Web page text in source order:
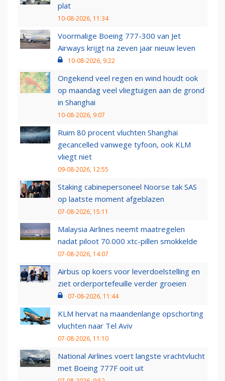
plat
10-08-2026, 11:34
Voormalige Boeing 777-300 van Jet
Airways krijgt na zeven jaar nieuw leven
10-08-2026, 9:22
Ongekend veel regen en wind houdt ook
op maandag veel vliegtuigen aan de grond
in Shanghai
10-08-2026, 9:07
Ruim 80 procent vluchten Shanghai
gecancelled vanwege tyfoon, ook KLM
vliegt niet
09-08-2026, 12:55
Staking cabinepersoneel Noorse tak SAS
op laatste moment afgeblazen
07-08-2026, 15:11
Malaysia Airlines neemt maatregelen
nadat piloot 70.000 xtc-pillen smokkelde
07-08-2026, 14:07
Airbus op koers voor leverdoelstelling en
ziet orderportefeuille verder groeien
07-08-2026, 11:44
KLM hervat na maandenlange opschorting
vluchten naar Tel Aviv
07-08-2026, 11:10
National Airlines voert langste vrachtvlucht
met Boeing 777F ooit uit